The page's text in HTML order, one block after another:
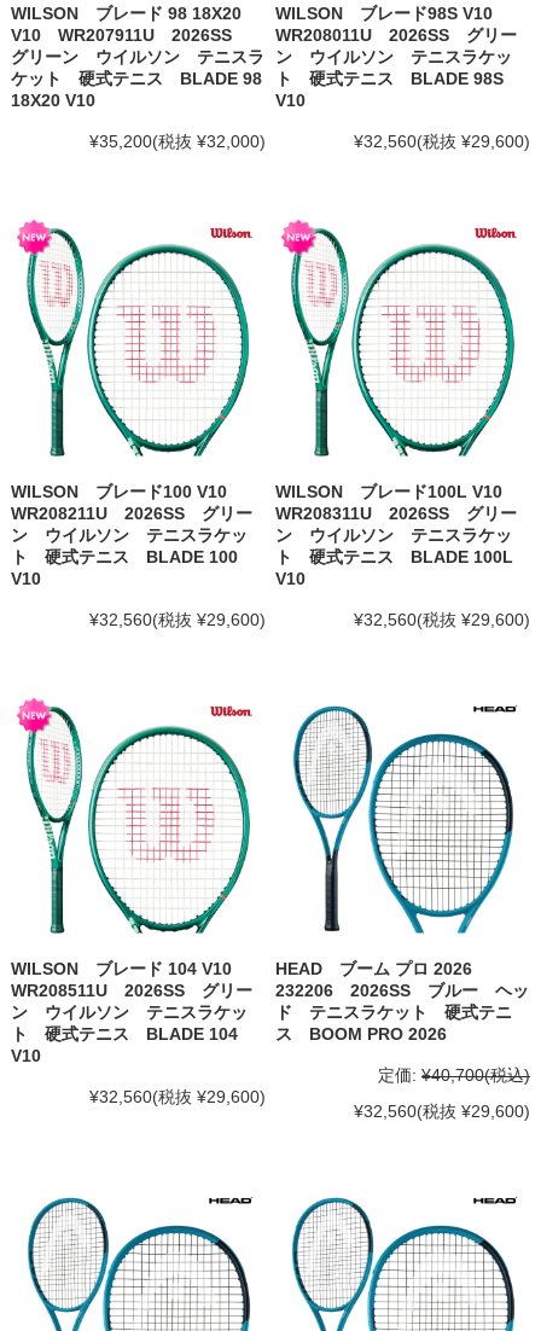
WILSON ブレード 98 18X20
V10 WR207911U 2026SS
グリーン ウイルソン テニスラ
ケット 硬式テニス BLADE 98
18X20 V10
¥35,200(税抜 ¥32,000)
WILSON ブレード98S V10
WR208011U 2026SS グリー
ン ウイルソン テニスラケッ
ト 硬式テニス BLADE 98S
V10
¥32,560(税抜 ¥29,600)
WILSON ブレード100 V10
WR208211U 2026SS グリー
ン ウイルソン テニスラケッ
ト 硬式テニス BLADE 100
V10
¥32,560(税抜 ¥29,600)
WILSON ブレード100L V10
WR208311U 2026SS グリー
ン ウイルソン テニスラケッ
ト 硬式テニス BLADE 100L
V10
¥32,560(税抜 ¥29,600)
WILSON ブレード 104 V10
WR208511U 2026SS グリー
ン ウイルソン テニスラケッ
ト 硬式テニス BLADE 104
V10
¥32,560(税抜 ¥29,600)
HEAD ブーム プロ 2026
232206 2026SS ブルー ヘッ
ド テニスラケット 硬式テニ
ス BOOM PRO 2026
定価: ¥40,700(税込)
¥32,560(税抜 ¥29,600)